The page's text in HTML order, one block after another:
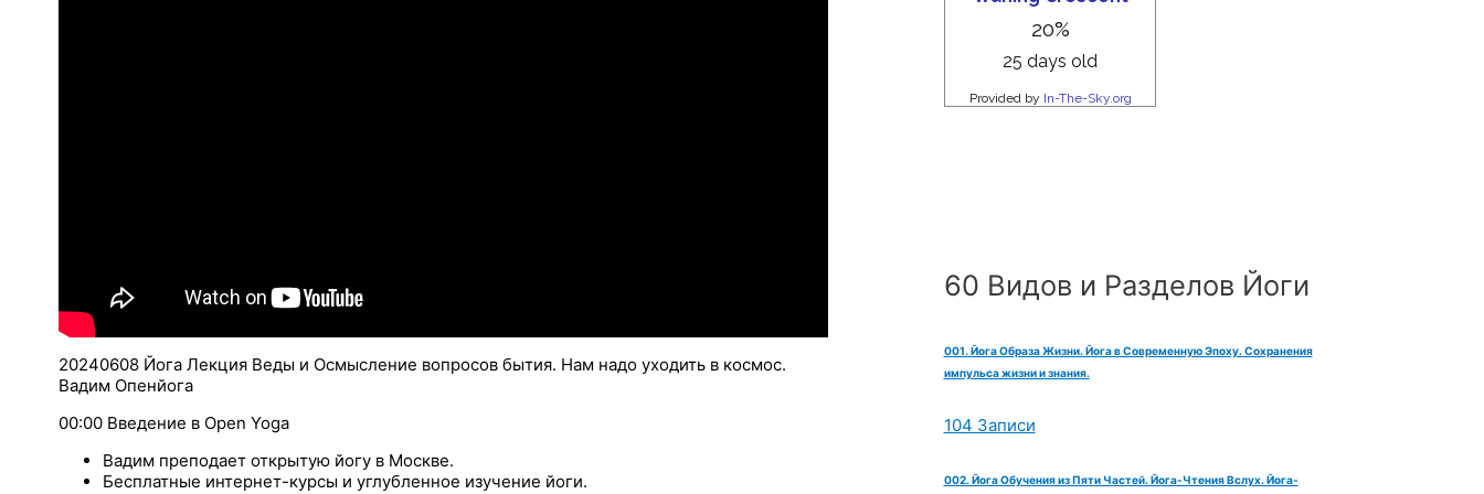
20240608 Йога Лекция Веды и Осмысление вопросов бытия. Нам надо уходить в космос.
Вадим Опенйога
00:00 Введение в Open Yoga
Вадим преподает открытую йогу в Москве.
Бесплатные интернет-курсы и углубленное изучение йоги.
60 Видов и Разделов Йоги
001. Йога Образа Жизни. Йога в Современную Эпоху. Сохранения
импульса жизни и знания.
104 Записи
002. Йога Обучения из Пяти Частей. Йога-Чтения Вслух. Йога-